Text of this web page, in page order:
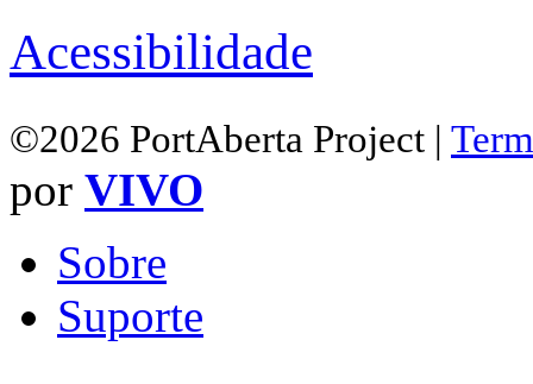
Acessibilidade
©2026 PortAberta Project |
por VIVO
Sobre
Suporte